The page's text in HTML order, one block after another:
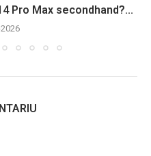
Pro Max secondhand?...